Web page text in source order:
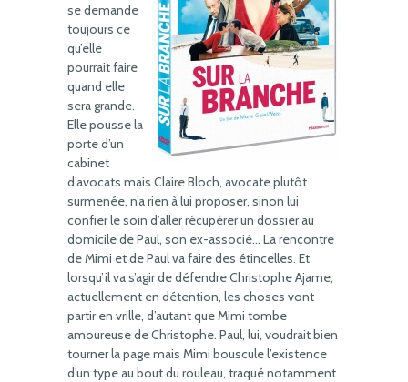
se demande
toujours ce
qu’elle
pourrait faire
quand elle
sera grande.
Elle pousse la
porte d’un
cabinet
d’avocats mais Claire Bloch, avocate plutôt
surmenée, n’a rien à lui proposer, sinon lui
confier le soin d’aller récupérer un dossier au
domicile de Paul, son ex-associé… La rencontre
de Mimi et de Paul va faire des étincelles. Et
lorsqu’il va s’agir de défendre Christophe Ajame,
actuellement en détention, les choses vont
partir en vrille, d’autant que Mimi tombe
amoureuse de Christophe. Paul, lui, voudrait bien
tourner la page mais Mimi bouscule l’existence
d’un type au bout du rouleau, traqué notamment